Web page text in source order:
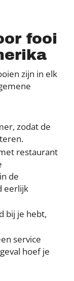
fooi
zijn in elk
zodat de
restaurant
de
eerlijk
bij je hebt,
service
hoef je